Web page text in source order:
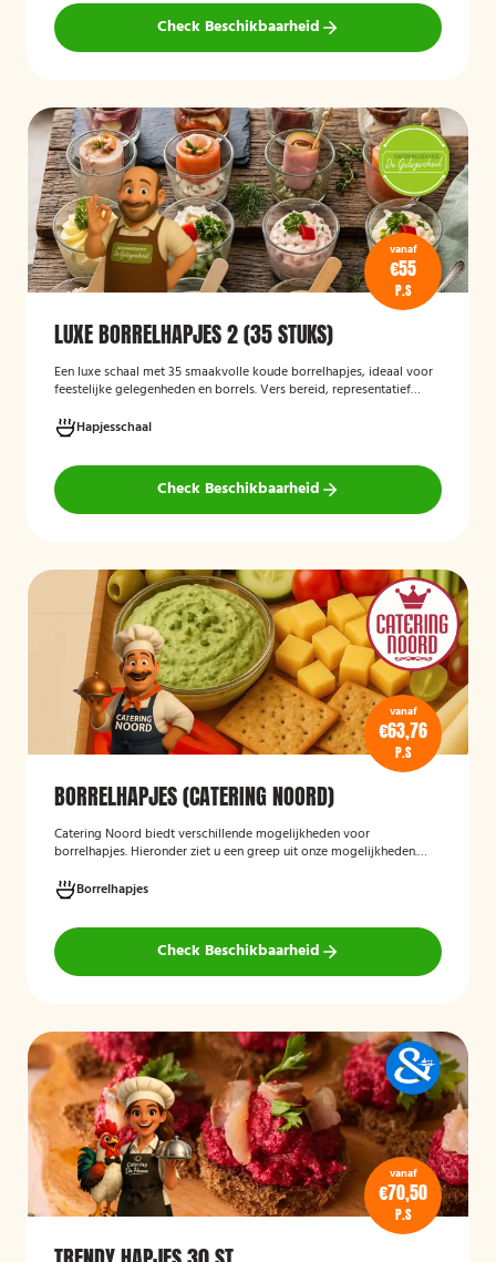
Check Beschikbaarheid
vanaf
€55
P.S
LUXE BORRELHAPJES 2 (35 STUKS)
Een luxe schaal met 35 smaakvolle koude borrelhapjes, ideaal voor
feestelijke gelegenheden en borrels. Vers bereid, representatief
Hapjesschaal
Check Beschikbaarheid
vanaf
€63,76
P.S
BORRELHAPJES (CATERING NOORD)
Catering Noord biedt verschillende mogelijkheden voor
borrelhapjes. Hieronder ziet u een greep uit onze mogelijkheden.
recepties of een andere gelegenheid.
Borrelhapjes
Check Beschikbaarheid
vanaf
€70,50
P.S